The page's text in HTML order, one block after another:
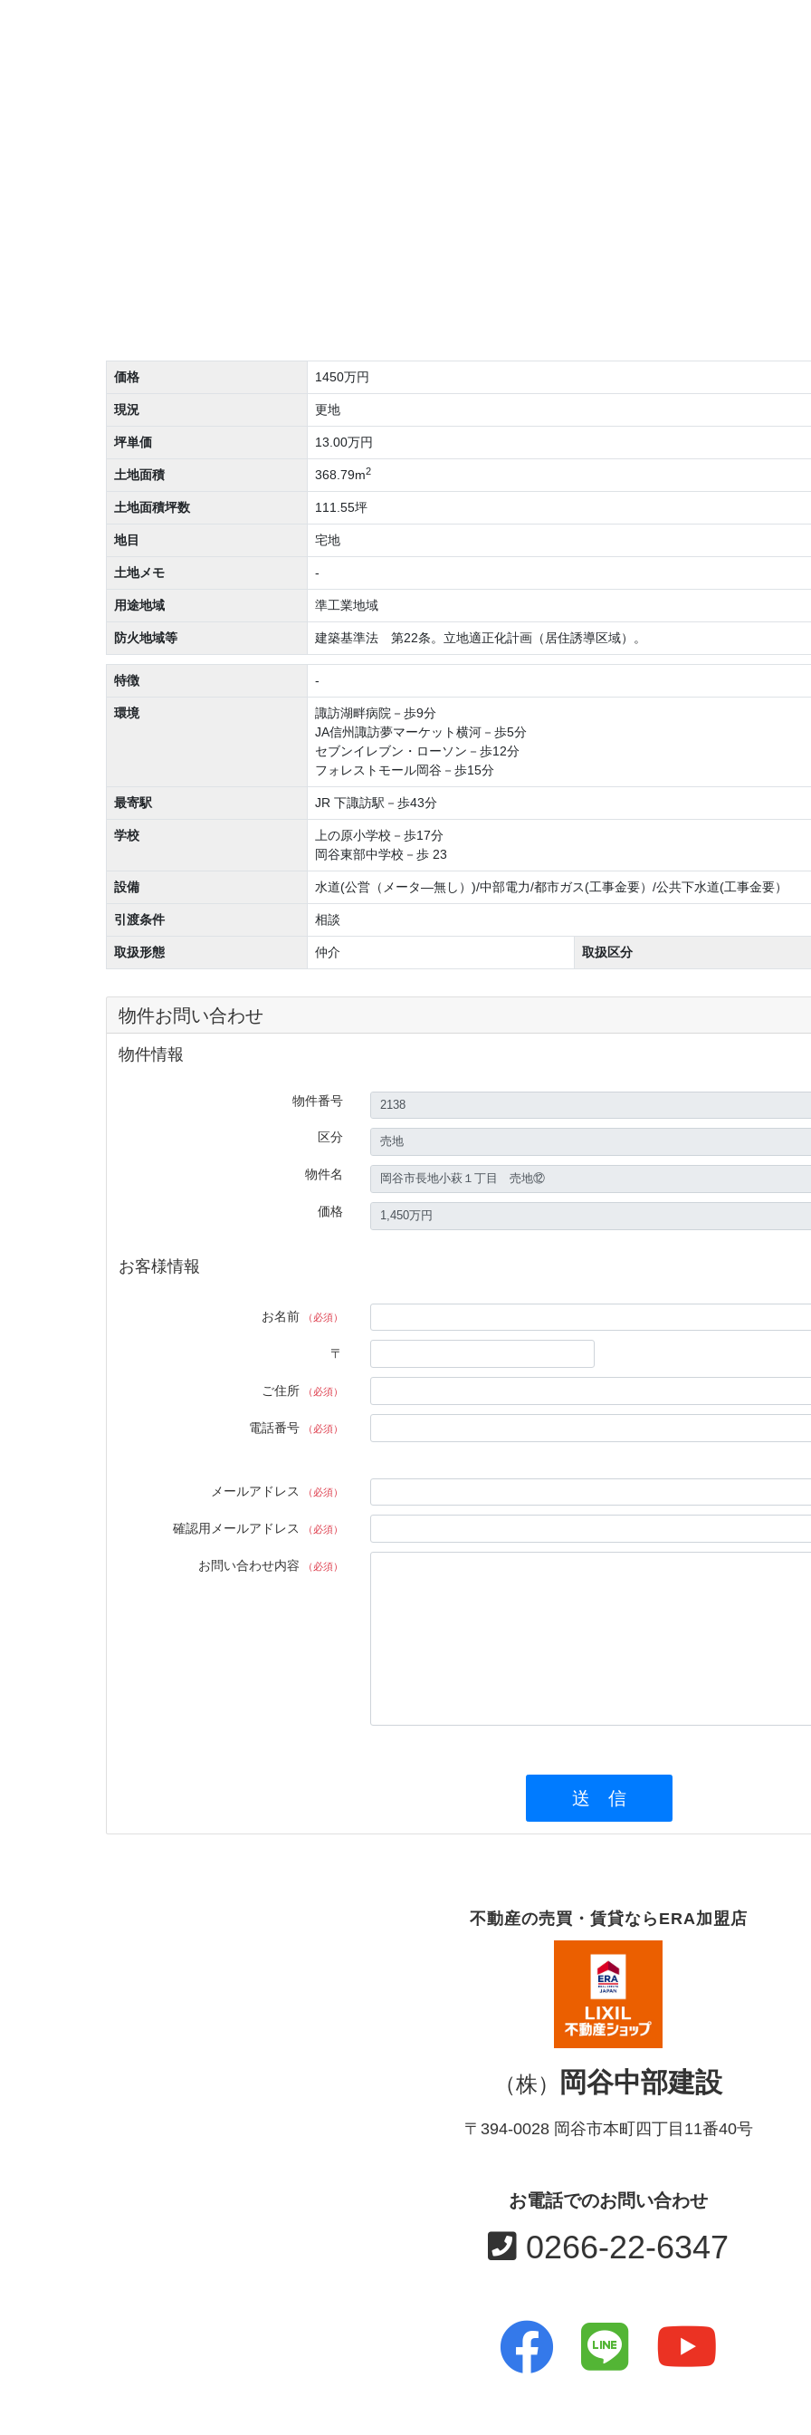
価格 1450万円
現況 更地
坪単価 13.00万円
土地面積 368.79m2
土地面積坪数 111.55坪
地目 宅地
土地メモ -
用途地域 準工業地域
防火地域等 建築基準法 第22条。立地適正化計画（居住誘導区域）。
特徴 -
環境
諏訪湖畔病院－歩9分
JA信州諏訪夢マーケット横河－歩5分
セブンイレブン・ローソン－歩12分
フォレストモール岡谷－歩15分
最寄駅 JR 下諏訪駅－歩43分
学校
上の原小学校－歩17分
岡谷東部中学校－歩 23
設備 水道(公営（メータ―無し）)/中部電力/都市ガス(工事金要）/公共下水道(工事金要）
引渡条件 相談
取扱形態 仲介 取扱区分
物件お問い合わせ
物件情報
物件番号
区分
物件名
価格
お客様情報
お名前 （必須）
〒
ご住所 （必須）
電話番号 （必須）
メールアドレス （必須）
確認用メールアドレス （必須）
お問い合わせ内容 （必須）
不動産の売買・賃貸ならERA加盟店
（株） 岡谷中部建設
〒394-0028 岡谷市本町四丁目11番40号
お電話でのお問い合わせ
0266-22-6347